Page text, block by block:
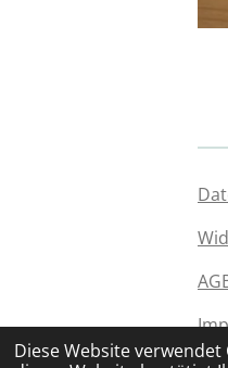
Diese Website
©